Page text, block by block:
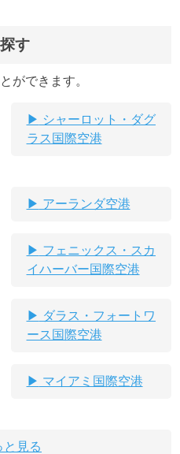
す
ができます。
シャーロット・ダグ
ラス国際空港
アーランダ空港
フェニックス・スカ
イハーバー国際空港
ダラス・フォートワ
ース国際空港
マイアミ国際空港
と見る